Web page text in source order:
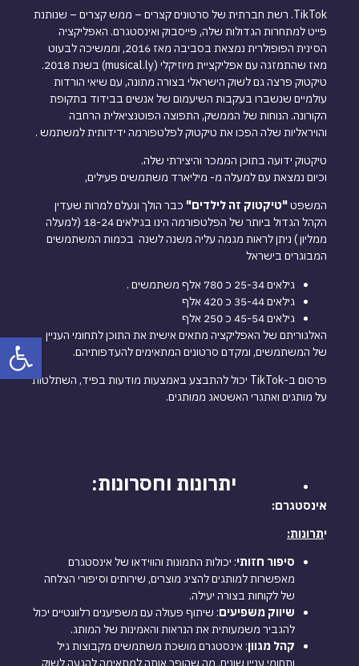
TikTok. רשת חברתית של סרטונים קצרים – ממש קצרים – שנותנת
פייט למתחרות הגדולות שלה, פייסבוק ואינסטגרם. האפליקציה
הסינית הפופולרית נמצאת בסביבה מאז 2016, וממשיכה לבעוט
מאז שהתמזגה עם אפליקציית מיוזיקלי (musical.ly) בשנת 2018.
טיקטוק פרצה גם לשוק הישראלי בצורה מתונה, עם שיאי הורדות
עולמיים שנשברו בעקבות השיעמום של אנשים בבידוד בתקופת
הקורונה. הנוחות של הממשק, התפוצה הפוטנציאלית הרחבה
והויראליות שלה הפכו את טיקטוק לפלטפורמה ידידותית למשתמש .
טיקטוק ידועה בתוכן הממכר והיצירתי שלה.
וכיום נמצאת עם למעלה מ- מיליארד משתמשים פעילים,
המשפט"טיקטוק זה לילדים" כבר הולך ונעלם למרות שעדין
הקהל הגדול ביותר של הפלטפורמה הינו בגילאים 18-24 (למעלה
ממליון ) ניתן לראות מגמה עליה משנה לשנה בכמות המשתמשים
המבוגרים בישראל
גילאים 25-34 כ 780 אלף משתמשים .
גילאים 35-44 כ 420 אלף
גילאים 45-54 כ 250 אלף
האלגוריתם של האפליקציה מתאים אישית את התוכן לתחומי העניין
של המשתמשים, ומקדם סרטונים המתאימים להעדפותיהם.
פרסום ב-TikTok יכול להתבצע באמצעות מודעות בפיד, השתלטות
על מותגים ואתגרי האשטאג ממותגים.
יתרונות וחסרונות:
אינסטגרם:
יתרונות:
סיפור חזותי: יכולות התמונות והווידאו של אינסטגרם
מאפשרות למותגים להציג מוצרים, שירותים וסיפורי הצלחה
של לקוחות בצורה יעילה.
שיווק משפיעים: שיתוף פעולה עם משפיענים רלוונטיים יכול
להגביר משמעותית את הנראות והאמינות של המותג.
קהל מגוון: אינסטגרם מושכת משתמשים מקבוצות גיל
ותחומי עניין שונים, מה שהופך אותה למתאימה להגעה לשוק